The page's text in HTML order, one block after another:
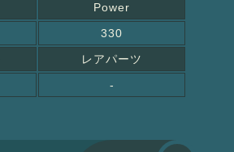
Power
330
レアパーツ
-